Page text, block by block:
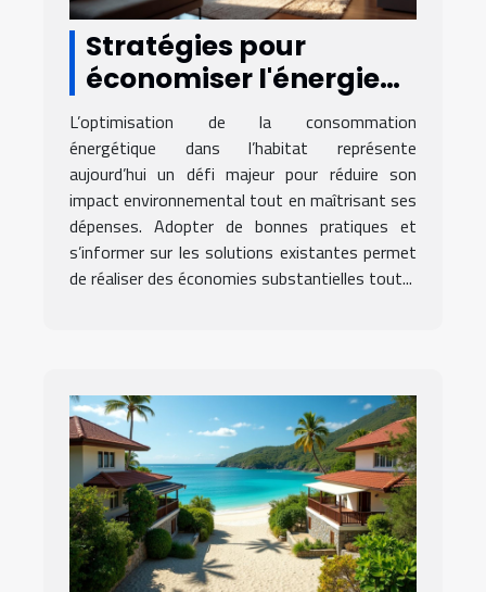
Stratégies pour
économiser l'énergie
dans votre habitat
L’optimisation de la consommation
énergétique dans l’habitat représente
aujourd’hui un défi majeur pour réduire son
impact environnemental tout en maîtrisant ses
dépenses. Adopter de bonnes pratiques et
s’informer sur les solutions existantes permet
de réaliser des économies substantielles tout...